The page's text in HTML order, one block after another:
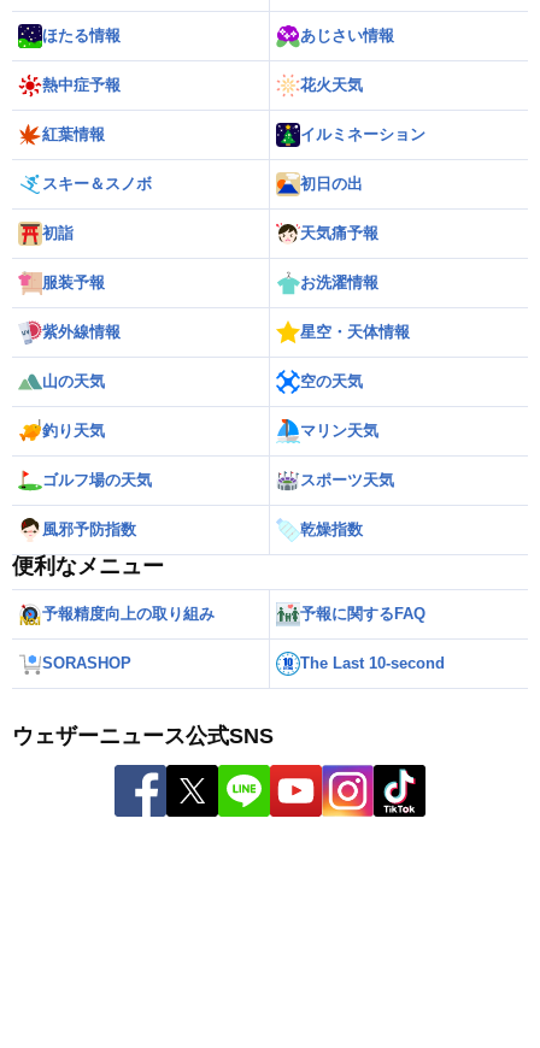
ほたる情報 あじさい情報
熱中症予報 花火天気
紅葉情報 イルミネーション
スキー＆スノボ 初日の出
初詣 天気痛予報
服装予報 お洗濯情報
紫外線情報 星空・天体情報
山の天気 空の天気
釣り天気 マリン天気
ゴルフ場の天気 スポーツ天気
風邪予防指数 乾燥指数
便利なメニュー
予報精度向上の取り組み 予報に関するFAQ
SORASHOP The Last 10-second
ウェザーニュース公式SNS